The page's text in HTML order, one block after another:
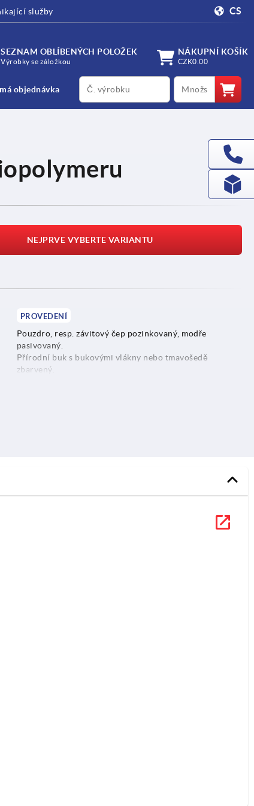
služby CS
SEZNAM OBLÍBENÝCH POLOŽEK
Výrobky se záložkou
NÁKUPNÍ KOŠÍK
CZK0.00
objednávka
productCode qty
NEJPRVE VYBERTE VARIANTU
PROVEDENÍ
Pouzdro, resp. závitový čep pozinkovaný, modře
pasivovaný.
Přírodní buk s bukovými vlákny nebo tmavošedě
zbarvený.